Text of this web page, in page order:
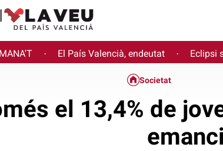
· El País Valencià, endeutat · Eclipsi
Societat
el 13,4% de